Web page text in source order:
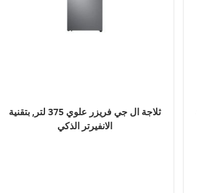
ثلاجة ال جي فريزر علوي 375 لتر, بتقنية
الانفيرتر الذكي